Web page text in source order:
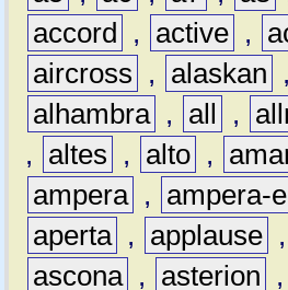
accord
, active ,
aircross
, alaskan ,
alhambra , all ,
,
altes , alto ,
ampera , ampera-e
aperta , applause ,
ascona , asterion ,